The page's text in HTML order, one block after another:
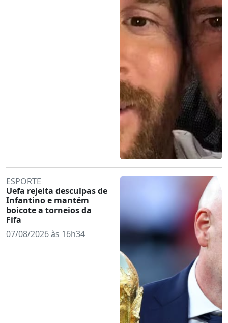
ESPORTE
Uefa rejeita desculpas de
Infantino e mantém
boicote a torneios da
Fifa
07/08/2026 às 16h34